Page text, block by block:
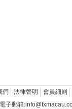
們 法律聲明
會員細則
子郵箱